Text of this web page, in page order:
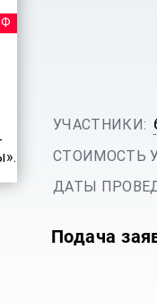
УЧАСТНИКИ:
СТОИМОСТЬ
ДАТЫ
Подача